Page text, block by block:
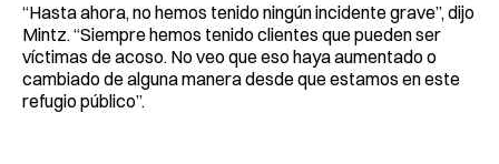
“Hasta ahora, no hemos tenido ningún incidente grave”, dijo
Mintz. “Siempre hemos tenido clientes que pueden ser
víctimas de acoso. No veo que eso haya aumentado o
cambiado de alguna manera desde que estamos en este
refugio público”.